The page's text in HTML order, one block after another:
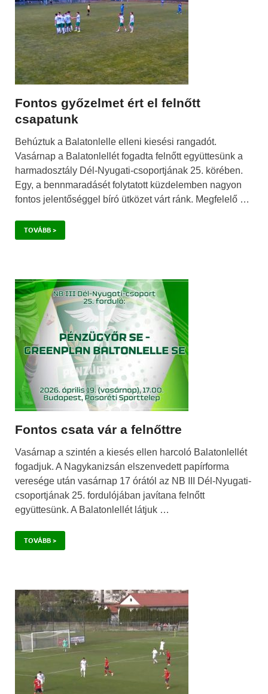
Fontos győzelmet ért el felnőtt
csapatunk
Behúztuk a Balatonlelle elleni kiesési rangadót.
Vasárnap a Balatonlellét fogadta felnőtt együttesünk a
harmadosztály Dél-Nyugati-csoportjának 25. körében.
Egy, a bennmaradásét folytatott küzdelemben nagyon
fontos jelentőséggel bíró ütközet várt ránk. Megfelelő …
TOVÁBB >
Fontos csata vár a felnőttre
Vasárnap a szintén a kiesés ellen harcoló Balatonlellét
fogadjuk. A Nagykanizsán elszenvedett papírforma
veresége után vasárnap 17 órától az NB III Dél-Nyugati-
csoportjának 25. fordulójában javítana felnőtt
együttesünk. A Balatonlellét látjuk …
TOVÁBB >